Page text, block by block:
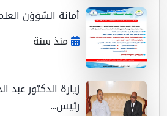
أمانة الشؤؤن العلمية _
منذ سنة
زيارة الدكتور عبد
رئيس...